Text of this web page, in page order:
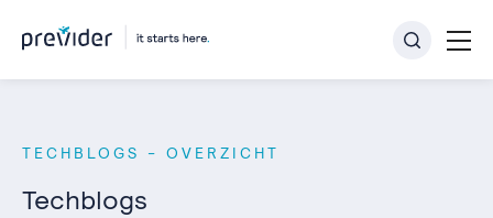
TECHBLOGS - OVERZICHT
Techblogs